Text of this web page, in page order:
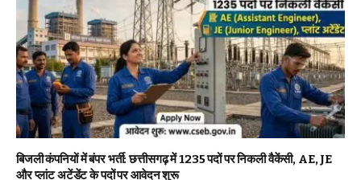
बिजली कंपनियों में बंपर भर्ती: छत्तीसगढ़ में 1235 पदों पर निकली वैकेंसी, AE, JE
और प्लांट अटेंडेंट के पदों पर आवेदन शुरू